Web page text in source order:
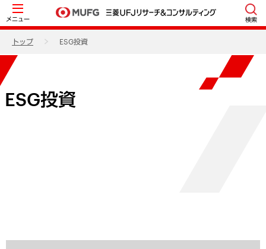
メニュー 検索
トップ ESG投資
ESG投資